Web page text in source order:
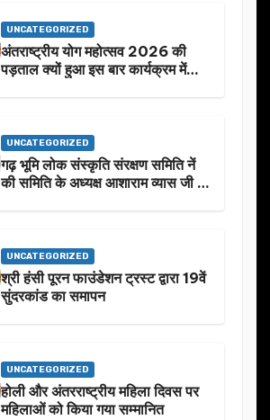
UNCATEGORIZED
अंतराष्ट्रीय योग महोत्सव 2026 की
पड़ताल क्यों हुआ इस बार कार्यक्रम में
UNCATEGORIZED
गढ़ भूमि लोक संस्कृति संरक्षण समिति नें
की समिति के अध्यक्ष आशाराम व्यास जी के
UNCATEGORIZED
श्री हंसी पूरन फाउंडेशन ट्रस्ट द्वारा 19वें
सुंदरकांड का समापन
UNCATEGORIZED
होली और अंतरराष्ट्रीय महिला दिवस पर
महिलाओं को किया गया सम्मानित